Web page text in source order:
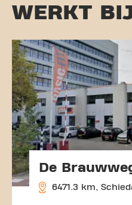
WERKT
De
6471.3 km,